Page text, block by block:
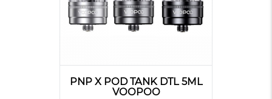
PNP X POD TANK DTL 5ML
VOOPOO